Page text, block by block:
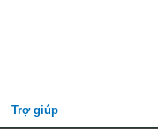
Trợ giúp